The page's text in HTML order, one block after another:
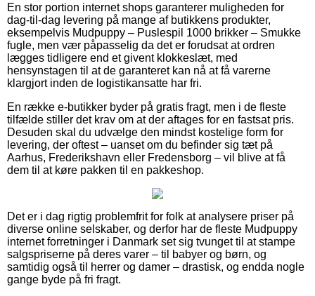
En stor portion internet shops garanterer muligheden for
dag-til-dag levering på mange af butikkens produkter,
eksempelvis Mudpuppy – Puslespil 1000 brikker – Smukke
fugle, men vær påpasselig da det er forudsat at ordren
lægges tidligere end et givent klokkeslæt, med
hensynstagen til at de garanteret kan nå at få varerne
klargjort inden de logistikansatte har fri.
En række e-butikker byder på gratis fragt, men i de fleste
tilfælde stiller det krav om at der aftages for en fastsat pris.
Desuden skal du udvælge den mindst kostelige form for
levering, der oftest – uanset om du befinder sig tæt på
Aarhus, Frederikshavn eller Fredensborg – vil blive at få
dem til at køre pakken til en pakkeshop.
Det er i dag rigtig problemfrit for folk at analysere priser på
diverse online selskaber, og derfor har de fleste Mudpuppy
internet forretninger i Danmark set sig tvunget til at stampe
salgspriserne på deres varer – til babyer og børn, og
samtidig også til herrer og damer – drastisk, og endda nogle
gange byde på fri fragt.